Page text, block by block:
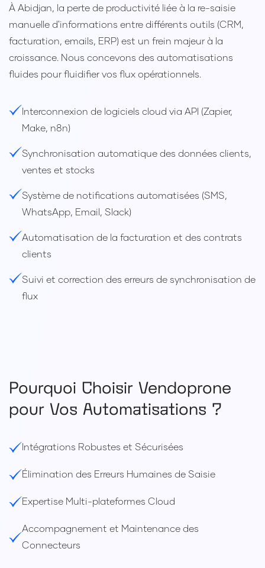
À Abidjan, la perte de productivité liée à la re-saisie
manuelle d'informations entre différents outils (CRM,
facturation, emails, ERP) est un frein majeur à la
croissance. Nous concevons des automatisations
fluides pour fluidifier vos flux opérationnels.
Interconnexion de logiciels cloud via API (Zapier,
Make, n8n)
Synchronisation automatique des données clients,
ventes et stocks
Système de notifications automatisées (SMS,
WhatsApp, Email, Slack)
Automatisation de la facturation et des contrats
clients
Suivi et correction des erreurs de synchronisation de
flux
Pourquoi Choisir Vendoprone
pour Vos Automatisations ?
Intégrations Robustes et Sécurisées
Élimination des Erreurs Humaines de Saisie
Expertise Multi-plateformes Cloud
Accompagnement et Maintenance des
Connecteurs